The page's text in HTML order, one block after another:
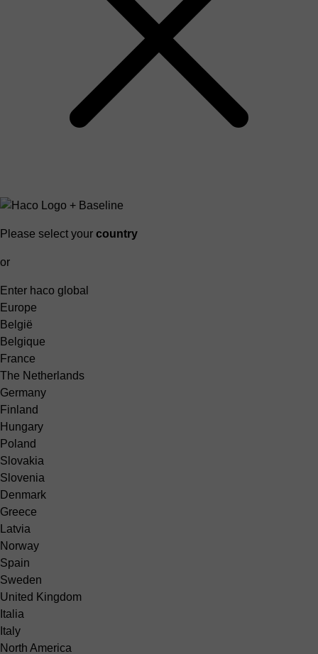
Please select your country
or
Enter haco global
Europe
België
Belgique
France
The Netherlands
Germany
Finland
Hungary
Poland
Slovakia
Slovenia
Denmark
Greece
Latvia
Norway
Spain
Sweden
United Kingdom
Italia
Italy
North America